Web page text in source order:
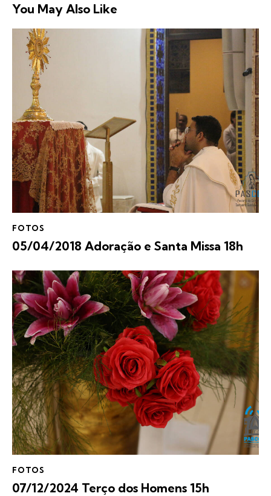
You May Also Like
FOTOS
05/04/2018 Adoração e Santa Missa 18h
FOTOS
07/12/2024 Terço dos Homens 15h